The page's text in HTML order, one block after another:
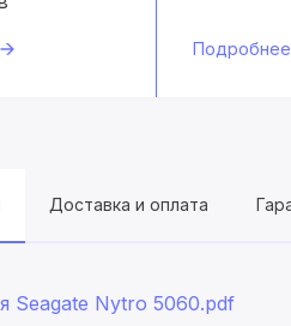
Подробнее
Доставка и оплата
Seagate Nytro 5060.pdf